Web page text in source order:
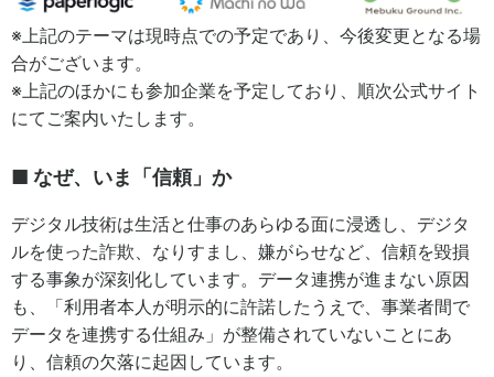
※上記のテーマは現時点での予定であり、今後変更となる場
合がございます。
※上記のほかにも参加企業を予定しており、順次公式サイト
にてご案内いたします。
■ なぜ、いま「信頼」か
デジタル技術は生活と仕事のあらゆる面に浸透し、デジタ
ルを使った詐欺、なりすまし、嫌がらせなど、信頼を毀損
する事象が深刻化しています。データ連携が進まない原因
も、「利用者本人が明示的に許諾したうえで、事業者間で
データを連携する仕組み」が整備されていないことにあ
り、信頼の欠落に起因しています。